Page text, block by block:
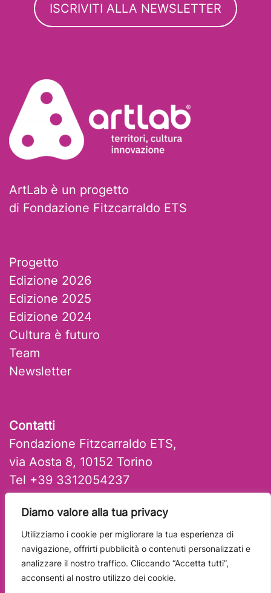
Diamo valore alla tua privacy
Utilizziamo i cookie per migliorare la tua esperienza di
navigazione, offrirti pubblicità o contenuti personalizzati e
analizzare il nostro traffico. Cliccando “Accetta tutti”,
acconsenti al nostro utilizzo dei cookie.
ISCRIVITI ALLA NEWSLETTER
ArtLab è un progetto
di Fondazione Fitzcarraldo ETS
Progetto
Edizione 2026
Edizione 2025
Edizione 2024
Cultura è futuro
Team
Newsletter
Contatti
Fondazione Fitzcarraldo ETS,
via Aosta 8, 10152 Torino
Tel +39 3312054237